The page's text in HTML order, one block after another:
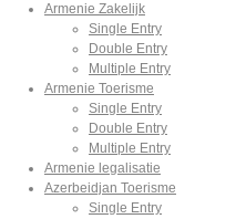
Armenie Zakelijk
Single Entry
Double Entry
Multiple Entry
Armenie Toerisme
Single Entry
Double Entry
Multiple Entry
Armenie legalisatie
Azerbeidjan Toerisme
Single Entry